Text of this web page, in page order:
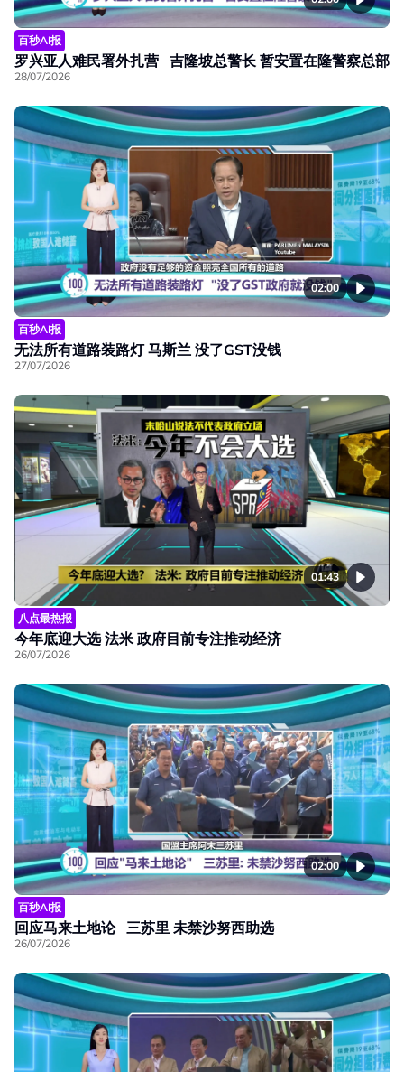
百秒AI报
罗兴亚人难民署外扎营 吉隆坡总警长 暂安置在隆警察总部
28/07/2026
02:00
百秒AI报
无法所有道路装路灯 马斯兰 没了GST没钱
27/07/2026
01:43
八点最热报
今年底迎大选 法米 政府目前专注推动经济
26/07/2026
02:00
百秒AI报
回应马来土地论 三苏里 未禁沙努西助选
26/07/2026